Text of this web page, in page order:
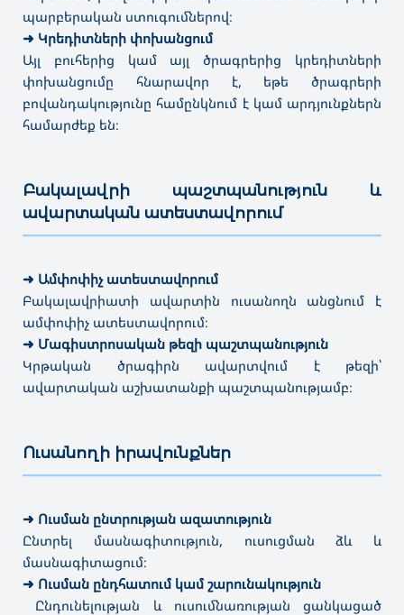
➜ Էրգոթերապիա
➜ Հատուկ հոգեբանություն
✔Մագիստրատուրա
➜ Լրագրություն
➜ Ռեժիսուրա
➜ Գրադարանային-տեղեկատվական աղբյուրներ
➜ Թանգարանային գործ և պատմամշակութային
➜ Կառավարում՝ ըստ ոլորտի
⤷ Պրոդյուսերական գործ
պարբերական ստուգումներով։
➜ Կրեդիտների փոխանցում
Այլ բուհերից կամ այլ ծրագրերից կրեդիտների
փոխանցումը հնարավոր է, եթե ծրագրերի
բովանդակությունը համընկնում է կամ արդյունքներն
համարժեք են։
Բակալավրի պաշտպանություն և
ավարտական ատեստավորում
➜ Ամփոփիչ ատեստավորում
Բակալավրիատի ավարտին ուսանողն անցնում է
ամփոփիչ ատեստավորում։
➜ Մագիստրոսական թեզի պաշտպանություն
Կրթական ծրագիրն ավարտվում է թեզի՝
ավարտական աշխատանքի պաշտպանությամբ։
Ուսանողի իրավունքներ
➜ Ուսման ընտրության ազատություն
Ընտրել մասնագիտություն, ուսուցման ձև և
մասնագիտացում։
➜ Ուսման ընդհատում կամ շարունակություն
Ընդունելության և ուսումնառության ցանկացած